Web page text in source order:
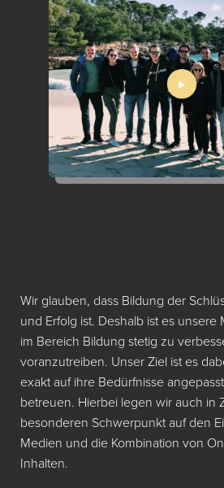
Wir glauben, dass Bildung der
und Erfolg ist. Deshalb ist es unsere
im Bereich Bildung stetig zu
voranzutreiben. Unser Ziel ist es
exakt auf ihre Bedürfnisse
betreuen. Hierbei legen wir auch in
besonderen Schwerpunkt auf den
Medien und die Kombination von
Inhalten.